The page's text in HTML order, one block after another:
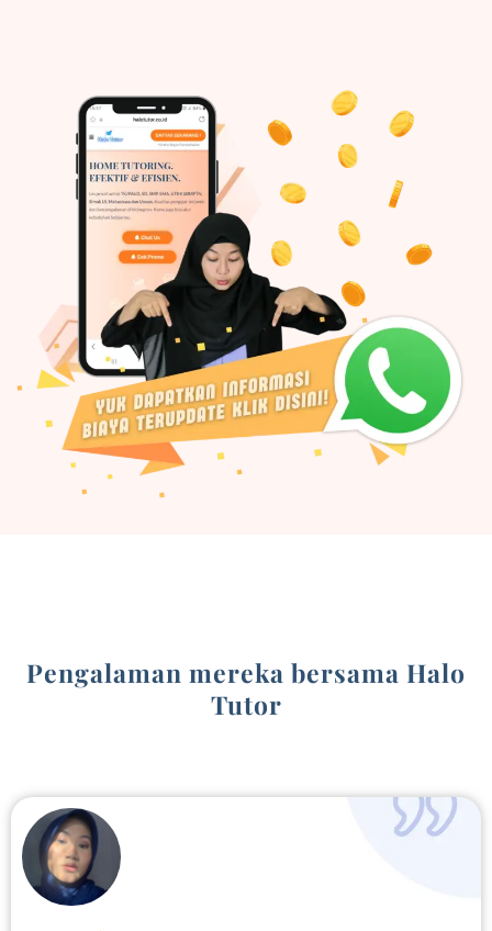
Pengalaman mereka bersama Halo
Tutor